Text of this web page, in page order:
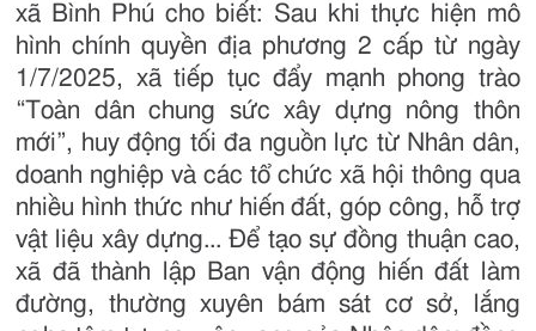
xã Bình Phú cho biết: Sau khi thực hiện mô
hình chính quyền địa phương 2 cấp từ ngày
1/7/2025, xã tiếp tục đẩy mạnh phong trào
“Toàn dân chung sức xây dựng nông thôn
mới”, huy động tối đa nguồn lực từ Nhân dân,
doanh nghiệp và các tổ chức xã hội thông qua
nhiều hình thức như hiến đất, góp công, hỗ trợ
vật liệu xây dựng... Để tạo sự đồng thuận cao,
xã đã thành lập Ban vận động hiến đất làm
đường, thường xuyên bám sát cơ sở, lắng